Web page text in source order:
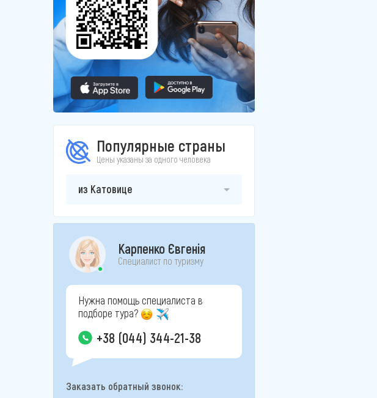
Популярные страны
Цены указаны за одного человека
из Катовице
Карпенко Євгенія
Специалист по туризму
Нужна помощь специалиста в
подборе тура?
+38 (044) 344-21-38
Заказать обратный звонок: